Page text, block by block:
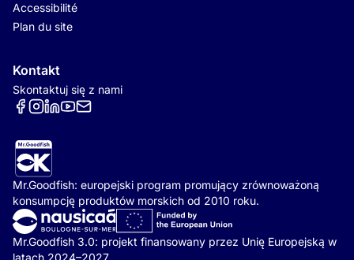
Accessibilité
Plan du site
Kontakt
Skontaktuj się z nami
Réseaux sociaux
Mr.Goodfish: europejski program promujący zrównoważoną
konsumpcję produktów morskich od 2010 roku.
Mr.Goodfish 3.0: projekt finansowany przez Unię Europejską w